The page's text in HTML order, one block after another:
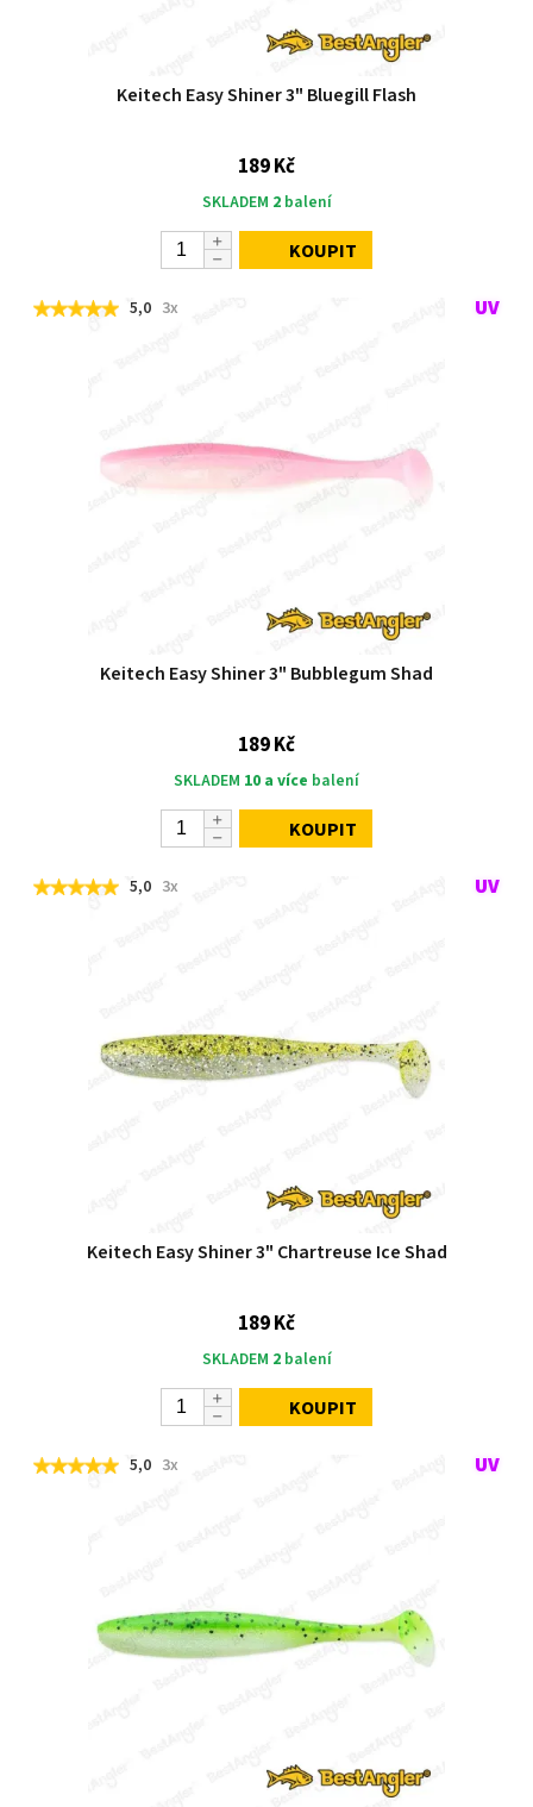
Keitech Easy Shiner 3" Bluegill Flash
189 Kč
SKLADEM 2balení
KOUPIT
5,0 3x
Keitech Easy Shiner 3" Bubblegum Shad
189 Kč
SKLADEM 10 a více balení
KOUPIT
5,0 3x
Keitech Easy Shiner 3" Chartreuse Ice Shad
189 Kč
SKLADEM 2balení
KOUPIT
5,0 3x